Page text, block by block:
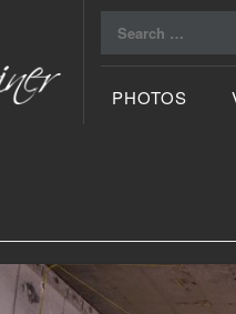
for:
PHOTOS